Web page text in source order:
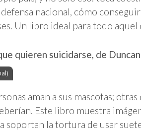
nacional, cómo
Un libro ideal para todo
quieren suicidarse, de
aman a sus mascotas;
Este libro muestra
soportan la tortura de usar